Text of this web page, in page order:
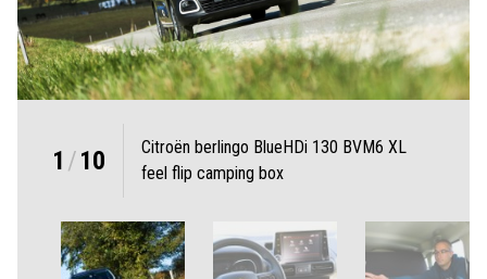
1 /10
Citroën berlingo BlueHDi 130 BVM6 XL
feel flip camping box